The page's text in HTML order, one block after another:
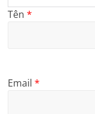
Tên*
Email*